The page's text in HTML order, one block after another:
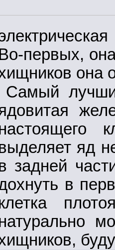
первых,
она
Самый
яд
задней
в